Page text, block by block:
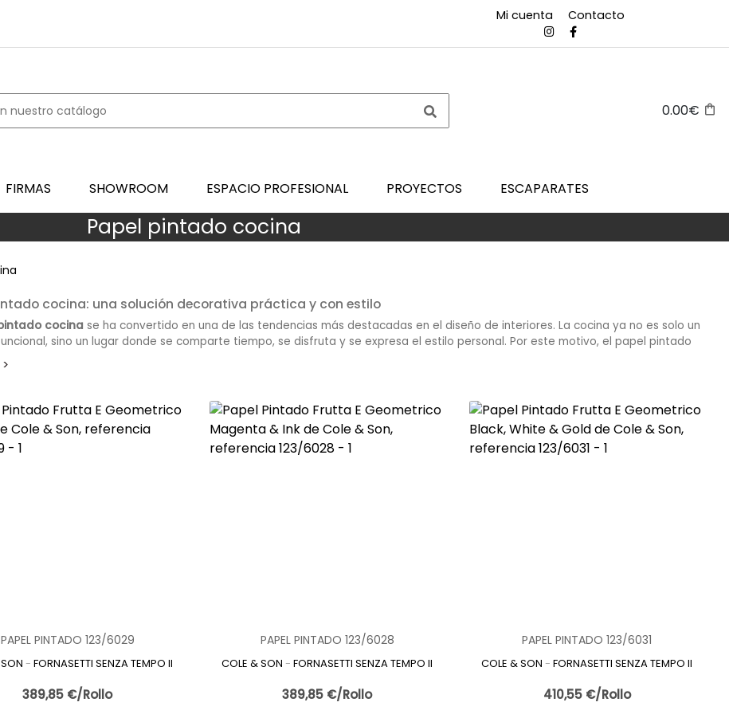
Mi cuenta Contacto
0.00€
FIRMAS SHOWROOM ESPACIO PROFESIONAL PROYECTOS ESCAPARATES
Papel pintado cocina
cocina: una solución decorativa práctica y con estilo
cocina se ha convertido en una de las tendencias más destacadas en el diseño de interiores. La cocina ya no es solo un
sino un lugar donde se comparte tiempo, se disfruta y se expresa el estilo personal. Por este motivo, el papel pintado
como una alternativa decorativa moderna, versátil y eficaz para renovar este ambiente sin necesidad de realizar grandes
las condiciones propias de la cocina.
el papel pintado para cocina?
cocina es un revestimiento mural creado para resistir humedad, cambios de temperatura y uso diario. A diferencia de los
estética: se adapta a cocinas pequeñas y grandes.
papel pintado cocina más utilizados
PAPEL PINTADO 123/6029
-FORNASETTI SENZA TEMPO II
389,85 €/Rollo
PAPEL PINTADO 123/6028
COLE & SON -FORNASETTI SENZA TEMPO II
389,85 €/Rollo
PAPEL PINTADO 123/6031
COLE & SON -FORNASETTI SENZA TEMPO II
410,55 €/Rollo